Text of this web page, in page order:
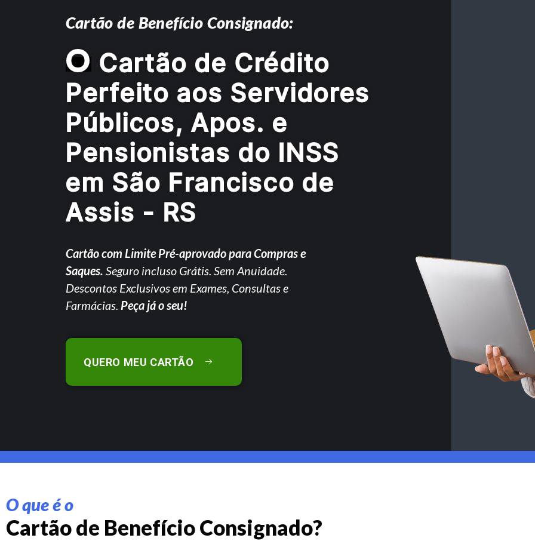
Cartão de Benefício Consignado:
O Cartão de Crédito
Perfeito aos Servidores
Públicos, Apos. e
Pensionistas do INSS
em São Francisco de
Assis - RS
Cartão com Limite Pré-aprovado para Compras e
Saques. Seguro incluso Grátis. Sem Anuidade.
Descontos Exclusivos em Exames, Consultas e
Farmácias. Peça já o seu!
QUERO MEU CARTÃO
O que é o
Cartão de Benefício Consignado?